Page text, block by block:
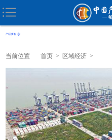
当前位置 首页 > 区域经济 >